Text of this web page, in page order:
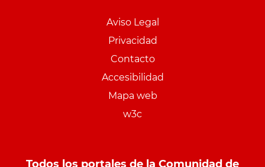
Aviso Legal
Privacidad
Contacto
Accesibilidad
Mapa web
w3c
Todos los portales de la Comunidad de